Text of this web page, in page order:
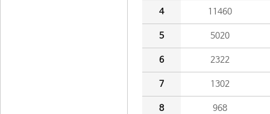
4 11460
5 5020
6 2322
7 1302
8 968